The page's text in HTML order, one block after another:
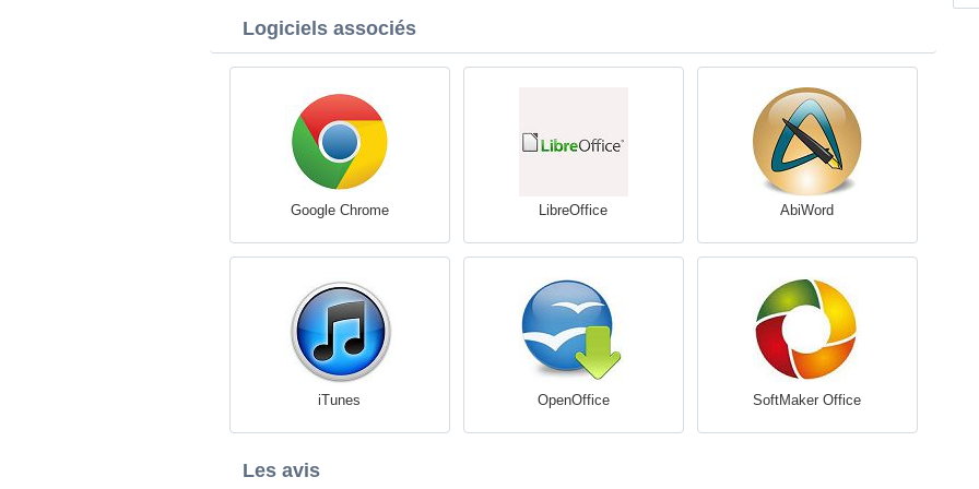
Logiciels associés
Google Chrome LibreOffice AbiWord
iTunes OpenOffice SoftMaker Office
Les avis